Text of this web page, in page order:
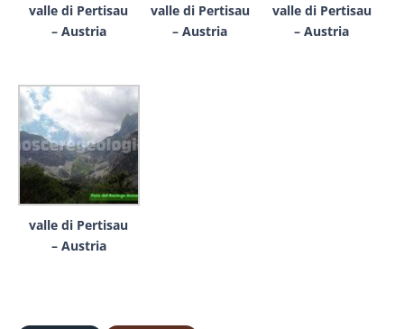
valle di Pertisau
– Austria
valle di Pertisau
– Austria
valle di Pertisau
– Austria
valle di Pertisau
– Austria